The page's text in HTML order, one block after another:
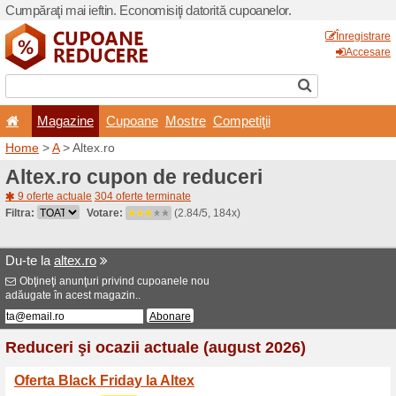
Cumpăraţi mai ieftin.
Magazine
Home>A> Altex.ro